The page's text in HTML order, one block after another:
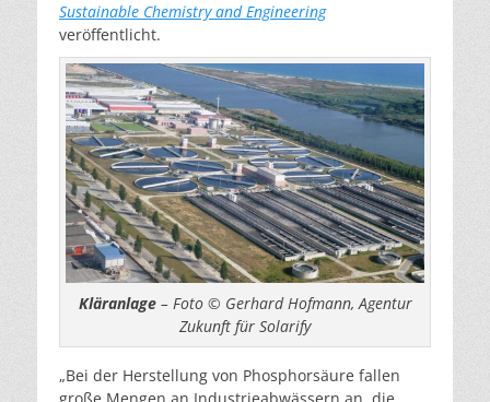
Sustainable Chemistry and Engineering
veröffentlicht.
Kläranlage– Foto © Gerhard Hofmann, Agentur
Zukunft für Solarify
„Bei der Herstellung von Phosphorsäure fallen